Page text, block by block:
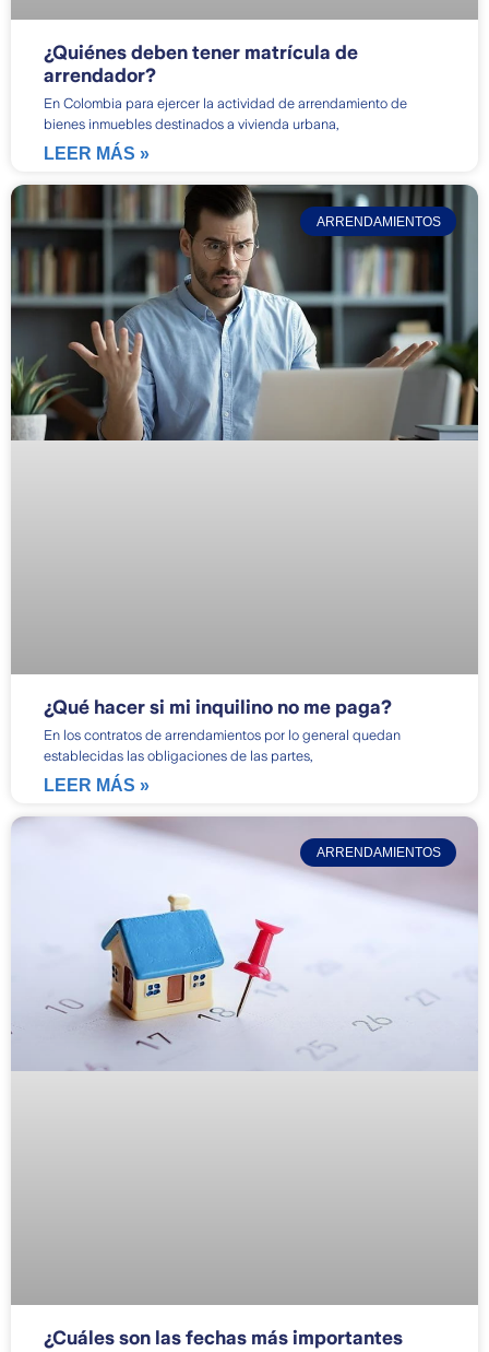
¿Quiénes deben tener matrícula de
arrendador?
En Colombia para ejercer la actividad de arrendamiento de
bienes inmuebles destinados a vivienda urbana,
LEER MÁS »
ARRENDAMIENTOS
¿Qué hacer si mi inquilino no me paga?
En los contratos de arrendamientos por lo general quedan
establecidas las obligaciones de las partes,
LEER MÁS »
ARRENDAMIENTOS
¿Cuáles son las fechas más importantes